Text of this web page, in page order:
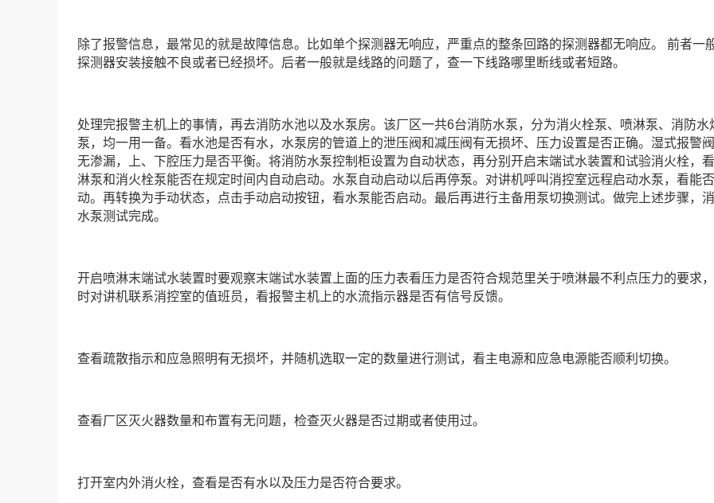
除了报警信息，最常见的就是故障信息。比如单个探测器无响应，严重点的整条回路的探测器都无响应。 前者一
探测器安装接触不良或者已经损坏。后者一般就是线路的问题了，查一下线路哪里断线或者短路。
处理完报警主机上的事情，再去消防水池以及水泵房。该厂区一共6台消防水泵，分为消火栓泵、喷淋泵、消防水
泵，均一用一备。看水池是否有水，水泵房的管道上的泄压阀和减压阀有无损坏、压力设置是否正确。湿式报警
无渗漏，上、下腔压力是否平衡。将消防水泵控制柜设置为自动状态，再分别开启末端试水装置和试验消火栓，
淋泵和消火栓泵能否在规定时间内自动启动。水泵自动启动以后再停泵。对讲机呼叫消控室远程启动水泵，看能
动。再转换为手动状态，点击手动启动按钮，看水泵能否启动。最后再进行主备用泵切换测试。做完上述步骤，
水泵测试完成。
开启喷淋末端试水装置时要观察末端试水装置上面的压力表看压力是否符合规范里关于喷淋最不利点压力的要求
时对讲机联系消控室的值班员，看报警主机上的水流指示器是否有信号反馈。
查看疏散指示和应急照明有无损坏，并随机选取一定的数量进行测试，看主电源和应急电源能否顺利切换。
查看厂区灭火器数量和布置有无问题，检查灭火器是否过期或者使用过。
打开室内外消火栓，查看是否有水以及压力是否符合要求。